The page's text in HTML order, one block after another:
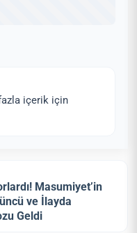
içerik için
Masumiyet’in
ve İlayda
Geldi